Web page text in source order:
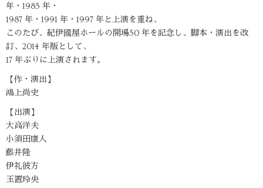
年・1985 年・
1987 年・1991 年・1997 年と上演を重ね、
このたび、紀伊國屋ホールの開場50 年を記念し、脚本・演出を改
訂、2014 年版として、
17 年ぶりに上演されます。
【作・演出】
鴻上尚史
【出演】
大高洋夫
小須田康人
藤井隆
伊礼彼方
玉置玲央